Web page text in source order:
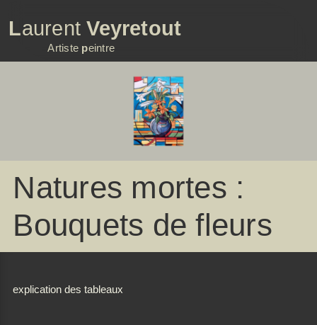
LaurentVeyretout
Artiste peintre
Natures mortes :
Bouquets de fleurs
explication des tableaux